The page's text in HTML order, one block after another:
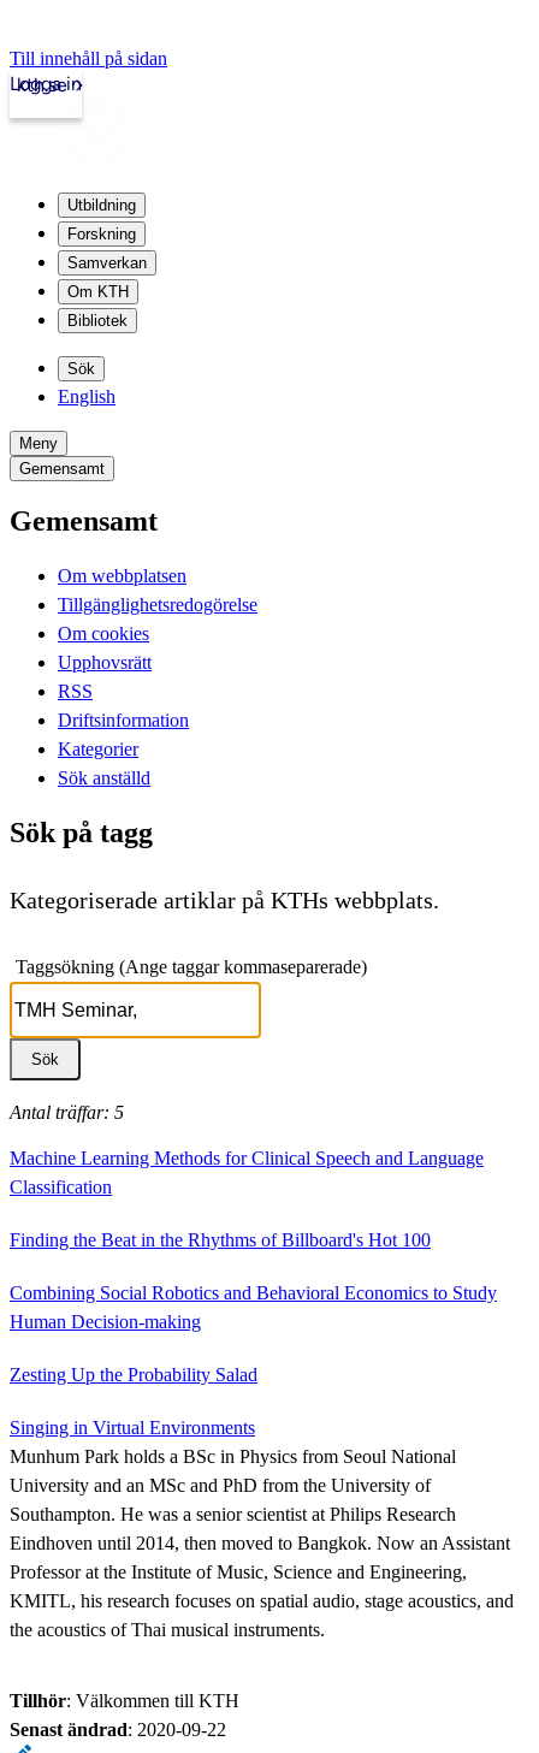
Till innehåll på sidan
kth.se
Logga in
Utbildning
Forskning
Samverkan
Om KTH
Bibliotek
Sök
English
Meny
Gemensamt
Gemensamt
Om webbplatsen
Tillgänglighetsredogörelse
Om cookies
Upphovsrätt
RSS
Driftsinformation
Kategorier
Sök anställd
Sök på tagg
Kategoriserade artiklar på KTHs webbplats.
Taggsökning (Ange taggar kommaseparerade)
Antal träffar: 5
Machine Learning Methods for Clinical Speech and Language
Classification
Finding the Beat in the Rhythms of Billboard's Hot 100
Combining Social Robotics and Behavioral Economics to Study
Human Decision-making
Zesting Up the Probability Salad
Singing in Virtual Environments
Munhum Park holds a BSc in Physics from Seoul National
University and an MSc and PhD from the University of
Southampton. He was a senior scientist at Philips Research
Eindhoven until 2014, then moved to Bangkok. Now an Assistant
Professor at the Institute of Music, Science and Engineering,
KMITL, his research focuses on spatial audio, stage acoustics, and
the acoustics of Thai musical instruments.
Tillhör: Välkommen till KTH
Senast ändrad: 2020-09-22